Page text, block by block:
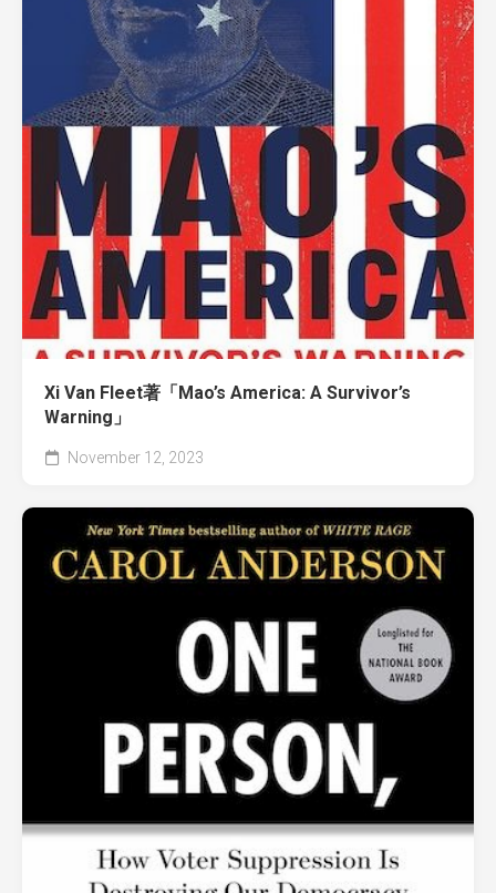
Xi Van Fleet著「Mao’s America: A Survivor’s
Warning」
November 12, 2023